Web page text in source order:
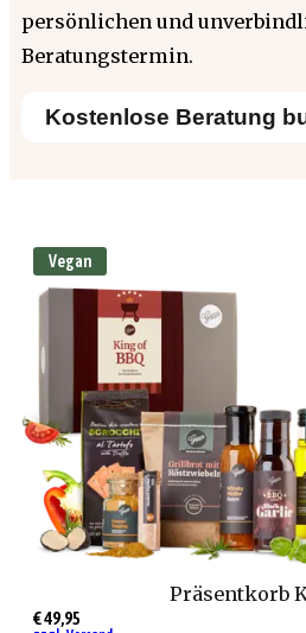
persönlichen und
Beratungstermin.
Kostenlose Beratung
Vegan
Präsentkorb
€ 49,95